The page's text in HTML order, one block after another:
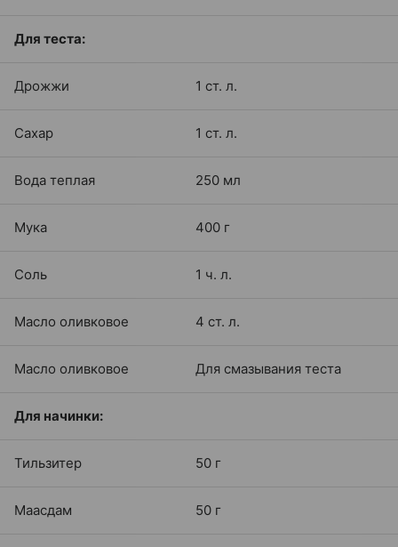
Для теста:
Дрожжи 1 ст. л.
Сахар 1 ст. л.
Вода теплая 250 мл
Мука 400 г
Соль 1 ч. л.
Масло оливковое 4 ст. л.
Масло оливковое Для смазывания теста
Для начинки:
Тильзитер 50 г
Маасдам 50 г